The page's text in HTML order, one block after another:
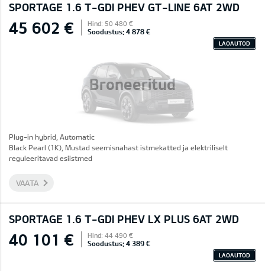
SPORTAGE 1.6 T-GDI PHEV GT-LINE 6AT 2WD
Broneeritud
45 602 € Hind: 50 480 €
Soodustus: 4 878 €
LAOAUTOD
Plug-in hybrid, Automatic
Black Pearl (1K), Mustad seemisnahast istmekatted ja elektriliselt
reguleeritavad esiistmed
VAATA
SPORTAGE 1.6 T-GDI PHEV LX PLUS 6AT 2WD
40 101 € Hind: 44 490 €
Soodustus: 4 389 €
LAOAUTOD